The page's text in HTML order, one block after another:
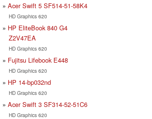
Acer Swift 5 SF514-51-58K4
HD Graphics 620
HP EliteBook 840 G4
Z2V47EA
HD Graphics 620
Fujitsu Lifebook E448
HD Graphics 620
HP 14-bp032nd
HD Graphics 620
Acer Swift 3 SF314-52-51C6
HD Graphics 620